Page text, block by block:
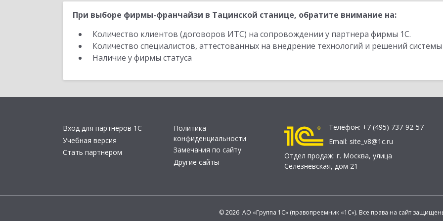
При выборе фирмы-франчайзи в Тацинской станице, обратите внимание на:
Количество клиентов (договоров ИТС) на сопровождении у партнера фирмы 1С.
Количество специалистов, аттестованных на внедрение технологий и решений
Наличие у фирмы статуса
Вход для партнеров 1С
Учебная версия
Стать партнером
Политика
конфиденциальности
Замечания по сайту
Другие сайты
Телефон: +7 (495) 737-92-57
Email: site_v8@1c.ru
Отдел продаж: г. Москва, улица
Селезнёвская, дом 21
© 2026 АО «Группа 1С» (правопреемник «1С»). Все права на сайт